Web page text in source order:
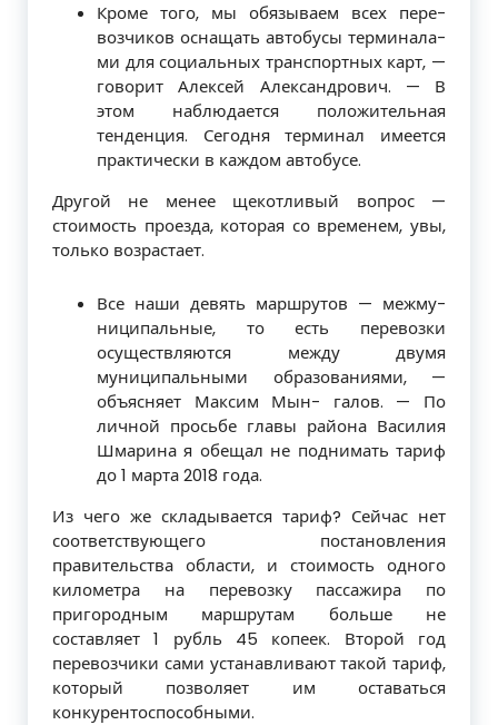
Кроме того, мы обязываем всех пере­
возчиков оснащать автобусы терминала­
ми для социальных транспортных карт, —
говорит Алексей Александрович. — В
этом наблюдается положительная
тенденция. Сегодня терминал имеется
практически в каждом автобусе.
Другой не менее щекотливый вопрос —
стоимость проезда, которая со временем, увы,
только возрастает.
Все наши девять маршрутов — межму­
ниципальные, то есть перевозки
осущест­вляются между двумя
муниципальными образованиями, —
объясняет Максим Мын- галов. — По
личной просьбе главы района Василия
Шмарина я обещал не поднимать тариф
до 1 марта 2018 года.
Из чего же складывается тариф? Сей­час нет
соответствующего постановления
правительства области, и стоимость од­ного
километра на перевозку пассажира по
пригородным маршрутам больше не
составляет 1 рубль 45 копеек. Второй год
перевозчики сами устанавливают такой тариф,
который позволяет им оставаться
конкурентоспособными.